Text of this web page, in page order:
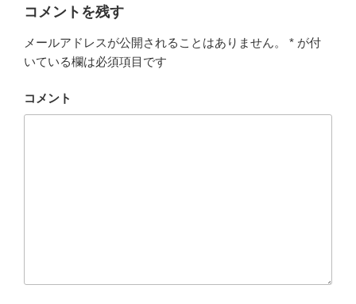
コメントを残す
メールアドレスが公開されることはありません。 * が付
いている欄は必須項目です
コメント